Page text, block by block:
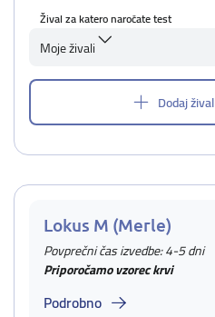
Žival za katero naročate test
Moje živali
Dodaj žival
Lokus M (Merle)
Povprečni čas izvedbe: 4-5 dni
Priporočamo vzorec krvi
Podrobno